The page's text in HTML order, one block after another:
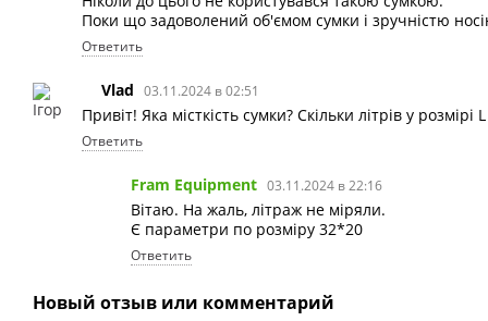
Поки що задоволений об'ємом сумки і зручністю
Ответить
Vlad 03.11.2024 в 02:51
Привіт! Яка місткість сумки? Скільки літрів у розмірі
Ответить
Fram Equipment 03.11.2024 в 22:16
Вітаю. На жаль, літраж не міряли.
Є параметри по розміру 32*20
Ответить
Новый отзыв или комментарий